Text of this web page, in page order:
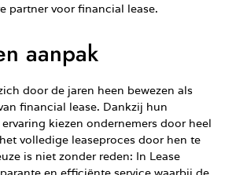
partner voor financial lease.
aanpak
door de jaren heen bewezen als
financial lease. Dankzij hun
kiezen ondernemers door heel
volledige leaseproces door hen te
is niet zonder reden: In Lease